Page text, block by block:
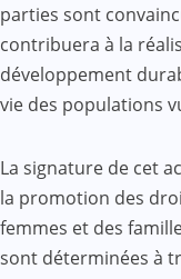
parties sont
contribuera à la
développement
vie des populations
La signature de cet
la promotion des
femmes et des
sont déterminées à